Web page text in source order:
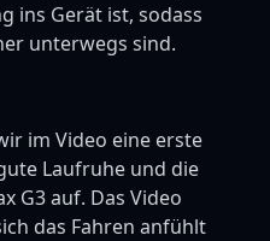
ins Gerät ist, sodass
unterwegs sind.
im Video eine erste
Laufruhe und die
G3 auf. Das Video
das Fahren anfühlt